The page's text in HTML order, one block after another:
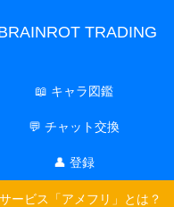
TRADING
📖 キャラ図鑑
💬 チャット交換
👤 登録
ービス「アメフリ」とは？